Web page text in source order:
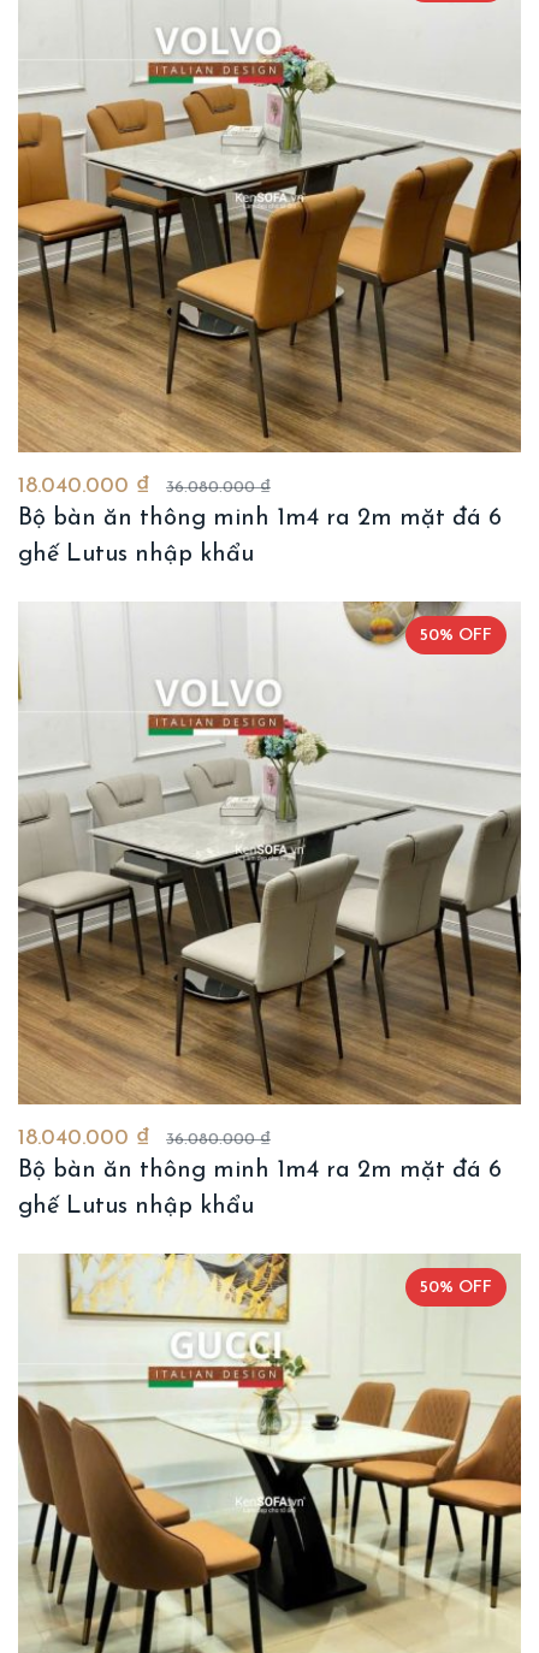
18.040.000 ₫ 36.080.000 ₫
Bộ bàn ăn thông minh 1m4 ra 2m mặt đá 6
ghế Lutus nhập khẩu
50% OFF
18.040.000 ₫ 36.080.000 ₫
Bộ bàn ăn thông minh 1m4 ra 2m mặt đá 6
ghế Lutus nhập khẩu
50% OFF